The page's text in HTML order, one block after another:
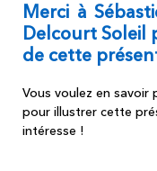
Merci à
Delcourt Soleil
de cette
Vous voulez en savoir
pour illustrer cette
intéresse !